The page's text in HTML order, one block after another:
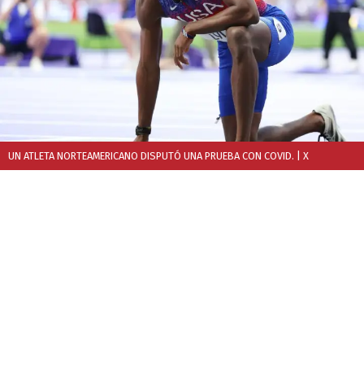
UN ATLETA NORTEAMERICANO DISPUTÓ UNA PRUEBA CON COVID. | X